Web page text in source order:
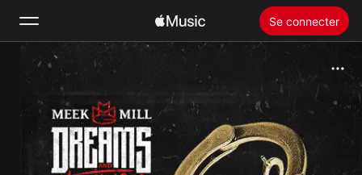
Se connecter
Rechercher
Accueil
Nouveautés
Installer Apple Music